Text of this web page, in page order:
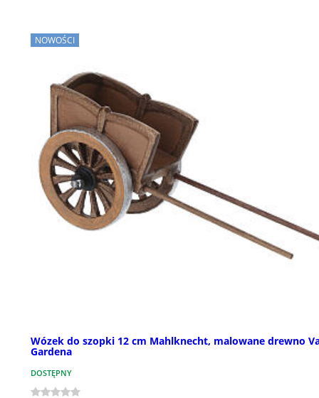
NOWOŚCI
Wózek do szopki 12 cm Mahlknecht, malowane drewno
Gardena
DOSTĘPNY